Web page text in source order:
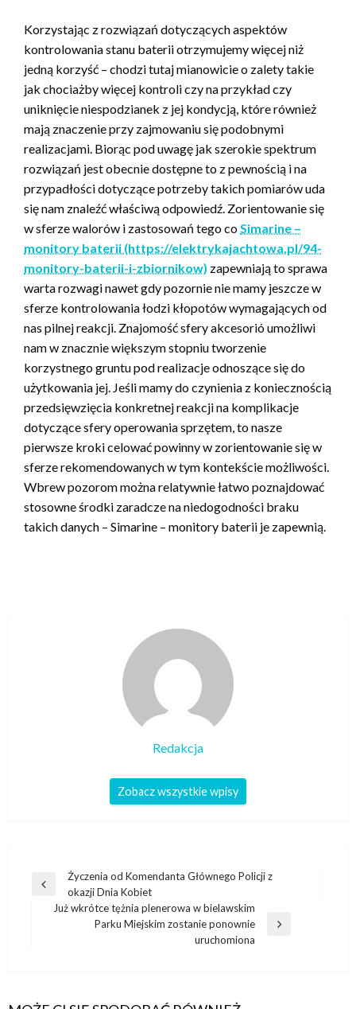
Korzystając z rozwiązań dotyczących aspektów
kontrolowania stanu baterii otrzymujemy więcej niż
jedną korzyść – chodzi tutaj mianowicie o zalety takie
jak chociażby więcej kontroli czy na przykład czy
uniknięcie niespodzianek z jej kondycją, które również
mają znaczenie przy zajmowaniu się podobnymi
realizacjami. Biorąc pod uwagę jak szerokie spektrum
rozwiązań jest obecnie dostępne to z pewnością i na
przypadłości dotyczące potrzeby takich pomiarów uda
się nam znaleźć właściwą odpowiedź. Zorientowanie się
w sferze walorów i zastosowań tego coSimarine –
monitory baterii (https://elektrykajachtowa.pl/94-
monitory-baterii-i-zbiornikow) zapewniają to sprawa
warta rozwagi nawet gdy pozornie nie mamy jeszcze w
sferze kontrolowania łodzi kłopotów wymagających od
nas pilnej reakcji. Znajomość sfery akcesorió umożliwi
nam w znacznie większym stopniu tworzenie
korzystnego gruntu pod realizacje odnoszące się do
użytkowania jej. Jeśli mamy do czynienia z koniecznością
przedsięwzięcia konkretnej reakcji na komplikacje
dotyczące sfery operowania sprzętem, to nasze
pierwsze kroki celować powinny w zorientowanie się w
sferze rekomendowanych w tym kontekście możliwości.
Wbrew pozorom można relatywnie łatwo poznajdować
stosowne środki zaradcze na niedogodności braku
takich danych – Simarine – monitory baterii je zapewnią.
Redakcja
Zobacz wszystkie wpisy
Nawigacja
wpisu
Poprzedni
Życzenia od Komendanta Głównego Policji z
okazji Dnia Kobiet
Już wkrótce tężnia plenerowa w bielawskim
Parku Miejskim zostanie ponownie
uruchomiona